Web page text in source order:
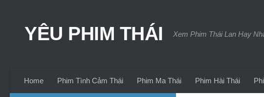
YÊU PHIM THÁI Xem Phim Thái Lan Hay
Home Phim Tình Cảm Thái Phim Ma Thái Phim Hài Thái